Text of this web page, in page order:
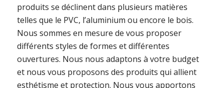
produits se déclinent dans plusieurs matières
telles que le PVC, l’aluminium ou encore le bois.
Nous sommes en mesure de vous proposer
différents styles de formes et différentes
ouvertures. Nous nous adaptons à votre budget
et nous vous proposons des produits qui allient
esthétisme et protection. Nous vous apportons